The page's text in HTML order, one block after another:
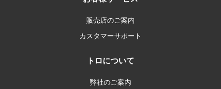
販売店のご案内
カスタマーサポート
トロについて
弊社のご案内